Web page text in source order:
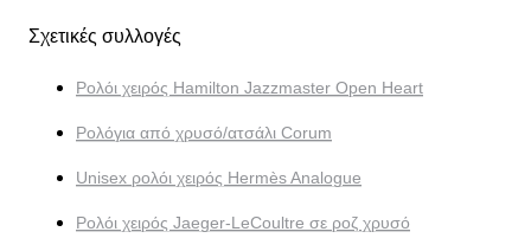
Σχετικές συλλογές
Ρολόι χειρός Hamilton Jazzmaster Open Heart
Ρολόγια από χρυσό/ατσάλι Corum
Unisex ρολόι χειρός Hermès Analogue
Ρολόι χειρός Jaeger-LeCoultre σε ροζ χρυσό